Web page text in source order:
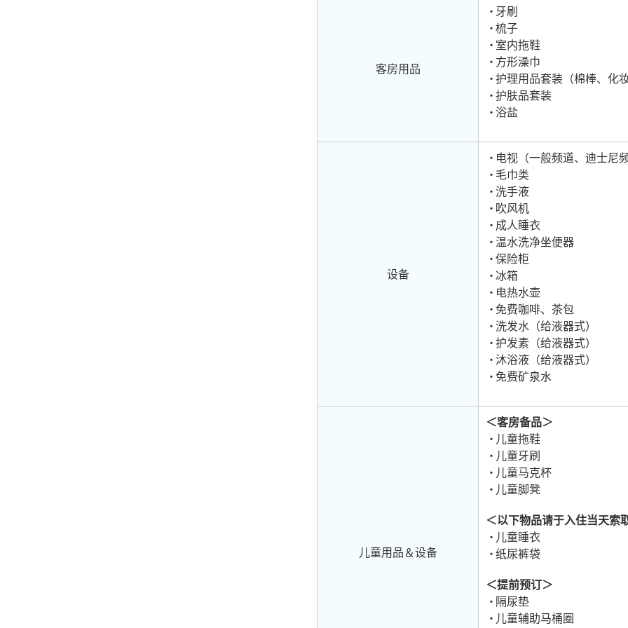
客房用品
牙刷
梳子
室内拖鞋
方形澡巾
护理用品套装（棉棒、化
护肤品套装
浴盐
设备
电视（一般频道、迪士尼
毛巾类
洗手液
吹风机
成人睡衣
温水洗净坐便器
保险柜
冰箱
电热水壶
免费咖啡、茶包
洗发水（给液器式）
护发素（给液器式）
沐浴液（给液器式）
免费矿泉水
儿童用品＆设备
＜客房备品＞
儿童拖鞋
儿童牙刷
儿童马克杯
儿童脚凳
＜以下物品请于入住当天索
儿童睡衣
纸尿裤袋
＜提前预订＞
隔尿垫
儿童辅助马桶圈